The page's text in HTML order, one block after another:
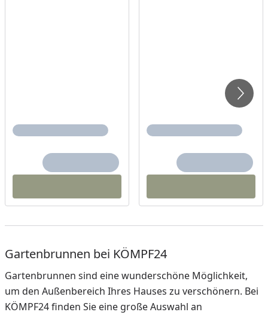
Gartenbrunnen bei KÖMPF24
Gartenbrunnen sind eine wunderschöne Möglichkeit,
um den Außenbereich Ihres Hauses zu verschönern. Bei
KÖMPF24 finden Sie eine große Auswahl an